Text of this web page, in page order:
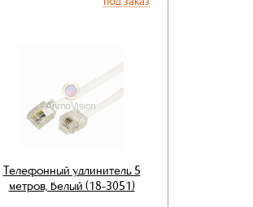
Телефонный удлинитель 5
метров, белый (18-3051)